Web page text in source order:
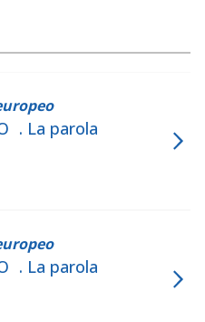
. La parola
. La parola